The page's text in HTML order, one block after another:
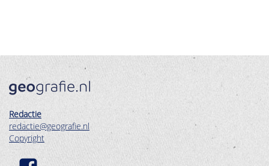
Redactie
redactie@geografie.nl
Copyright